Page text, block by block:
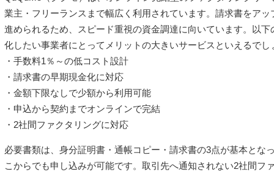
業主・フリーランスまで幅広く利用されています。請求書をア
進められるため、スピード重視の資金調達に向いています。以
化したい事業者にとってメリットの大きいサービスといえるでし
・手数料1％～の低コスト設計
・請求書の早期現金化に対応
・金額下限なしで少額から利用可能
・申込から契約までオンラインで完結
・2社間ファクタリングに対応
必要書類は、身分証明書・通帳コピー・請求書の3点が基本とな
こからでも申し込みが可能です。取引先へ通知されない2社間フ